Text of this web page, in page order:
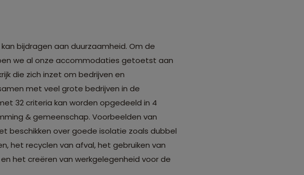
bijdragen aan duurzaamheid. Om de
we al onze accommodaties getoetst aan
die zich inzet om bedrijven en
met veel grote bedrijven in de
32 criteria kan worden opgedeeld in 4
& gemeenschap. Voorbeelden van
beschikken over goede isolatie zoals dubbel
het recyclen van afval, het gebruiken van
het creëren van werkgelegenheid voor de